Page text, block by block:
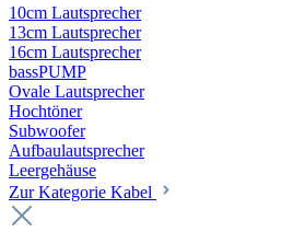
10cm Lautsprecher
13cm Lautsprecher
16cm Lautsprecher
bassPUMP
Ovale Lautsprecher
Hochtöner
Subwoofer
Aufbaulautsprecher
Leergehäuse
Zur Kategorie Kabel